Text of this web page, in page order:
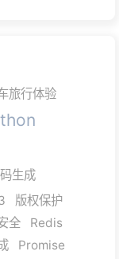
旅行体验
生成
版权保护
全
Redis
Promise